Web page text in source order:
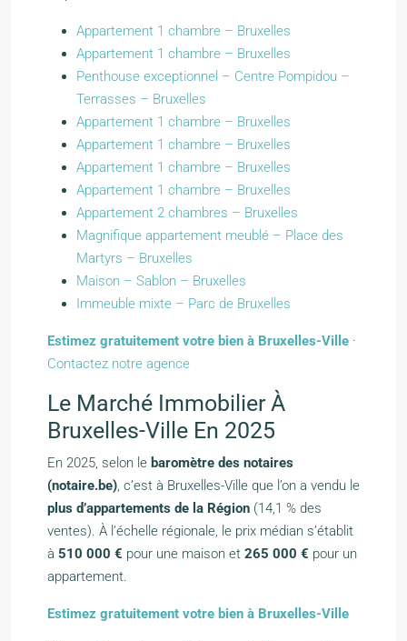
Appartement 1 chambre – Bruxelles
Appartement 1 chambre – Bruxelles
Penthouse exceptionnel – Centre Pompidou –
Terrasses – Bruxelles
Appartement 1 chambre – Bruxelles
Appartement 1 chambre – Bruxelles
Appartement 1 chambre – Bruxelles
Appartement 1 chambre – Bruxelles
Appartement 2 chambres – Bruxelles
Magnifique appartement meublé – Place des
Martyrs – Bruxelles
Maison – Sablon – Bruxelles
Immeuble mixte – Parc de Bruxelles
Estimez gratuitement votre bien à Bruxelles-Ville ·
Contactez notre agence
Le Marché Immobilier À
Bruxelles-Ville En 2025
En 2025, selon le baromètre des notaires
(notaire.be), c’est à Bruxelles-Ville que l’on a vendu le
plus d’appartements de la Région (14,1 % des
ventes). À l’échelle régionale, le prix médian s’établit
à 510 000 € pour une maison et 265 000 € pour un
appartement.
Estimez gratuitement votre bien à Bruxelles-Ville